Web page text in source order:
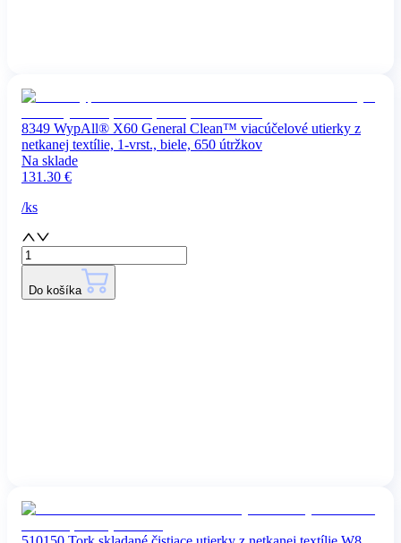
8349 WypAll® X60 General Clean™ viacúčelové utierky z
netkanej textílie, 1-vrst., biele, 650 útržkov
Na sklade
131.30 €
/ks
Do košíka